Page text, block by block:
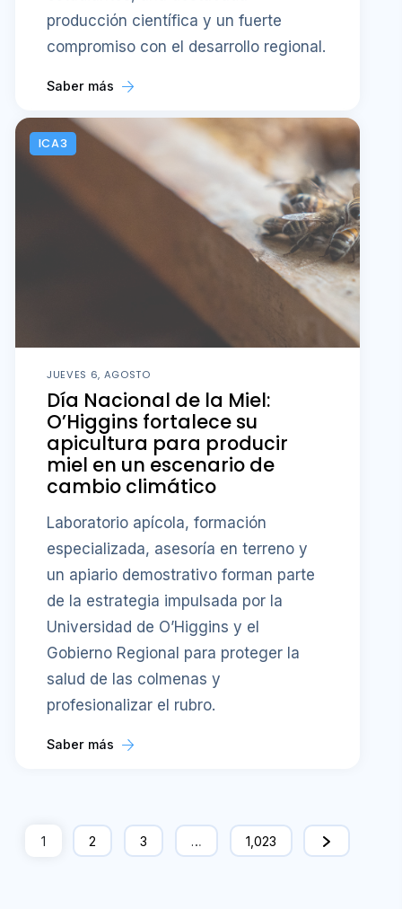
producción científica y un fuerte
compromiso con el desarrollo regional.
Saber más
ICA3
JUEVES 6, AGOSTO
Día Nacional de la Miel:
O’Higgins fortalece su
apicultura para producir
miel en un escenario de
cambio climático
Laboratorio apícola, formación
especializada, asesoría en terreno y
un apiario demostrativo forman parte
de la estrategia impulsada por la
Universidad de O’Higgins y el
Gobierno Regional para proteger la
salud de las colmenas y
profesionalizar el rubro.
Saber más
1 2 3 … 1,023